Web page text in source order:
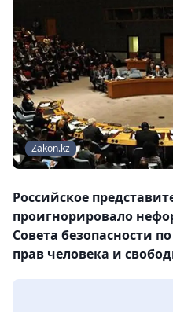
Zakon.kz
Российское
проигнорировало
Совета безопасности
прав человека и